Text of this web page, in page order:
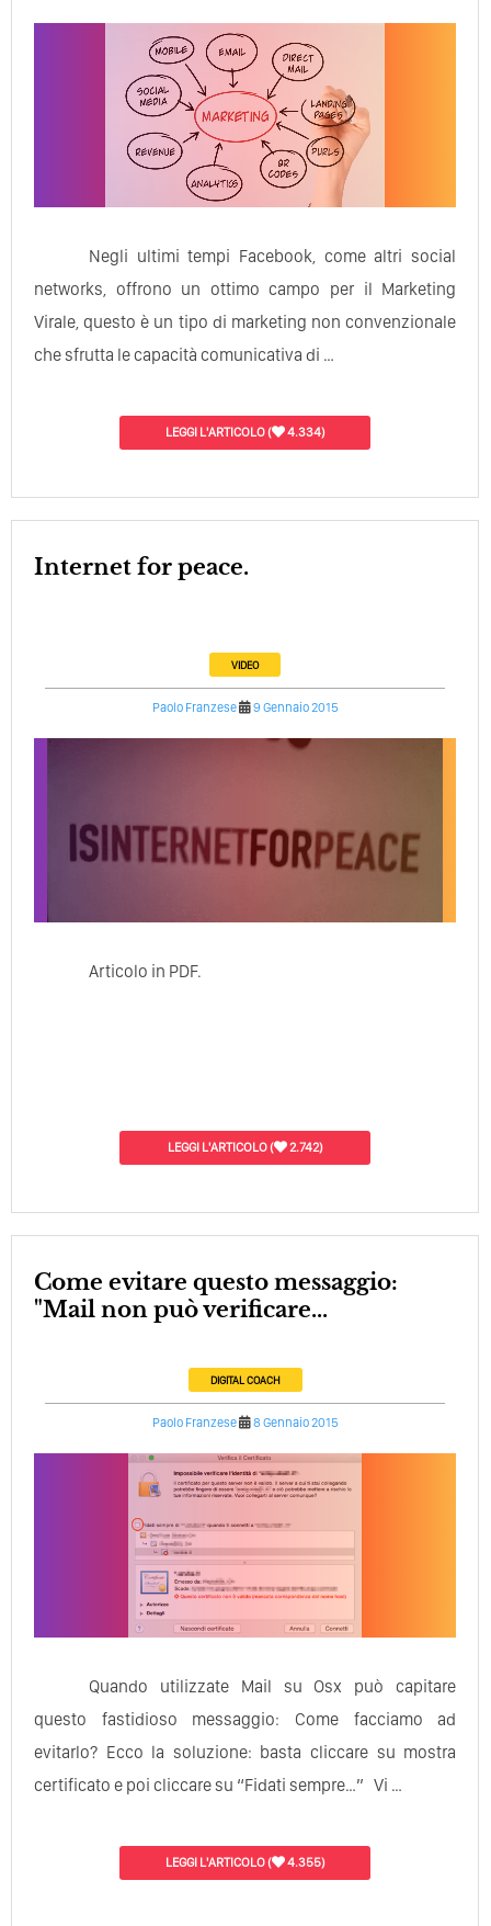
Negli ultimi tempi Facebook, come altri social
networks, offrono un ottimo campo per il Marketing
Virale, questo è un tipo di marketing non convenzionale
che sfrutta le capacità comunicativa di …
LEGGI L'ARTICOLO( 4.334)
Internet for peace.
VIDEO
Paolo Franzese 9 Gennaio 2015
Articolo in PDF.
LEGGI L'ARTICOLO( 2.742)
Come evitare questo messaggio:
"Mail non può verificare...
DIGITAL COACH
Paolo Franzese 8 Gennaio 2015
Quando utilizzate Mail su Osx può capitare
questo fastidioso messaggio: Come facciamo ad
evitarlo? Ecco la soluzione: basta cliccare su mostra
certificato e poi cliccare su “Fidati sempre…” Vi …
LEGGI L'ARTICOLO( 4.355)